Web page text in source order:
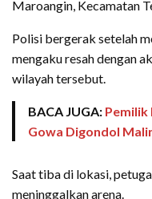
Maroangin, Kecamatan
Polisi bergerak setelah
mengaku resah dengan
wilayah tersebut.
BACA JUGA: Pemilik
Gowa Digondol
Saat tiba di lokasi,
meninggalkan arena.